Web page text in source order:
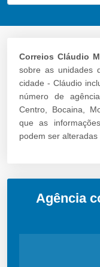
Correios Cláudio
sobre as unidades
cidade - Cláudio
número de
Centro, Bocaina,
que as
podem ser alteradas
Agência